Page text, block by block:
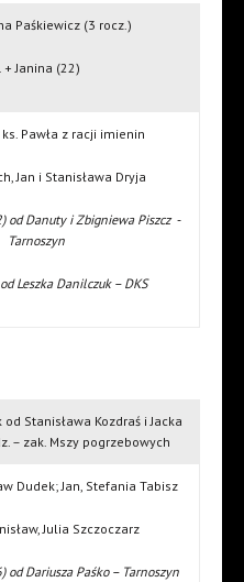
Paśkiewicz (3 rocz.)
+ Janina (22)
Pawła z racji imienin
Jan i Stanisława Dryja
od Danuty i Zbigniewa Piszcz -
Tarnoszyn
Leszka Danilczuk – DKS
od Stanisława Kozdraś i Jacka
– zak. Mszy pogrzebowych
Dudek; Jan, Stefania Tabisz
Julia Szczoczarz
od Dariusza Paśko – Tarnoszyn